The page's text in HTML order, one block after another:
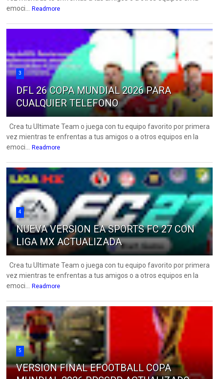
emoci... Readmore
3
DFL 26 COPA MUNDIAL 2026 PARA
CUALQUIER TELEFONO
Crea tu Ultimate Team o juega con tu equipo favorito por primera
vez mientras te enfrentas a tus amigos o a otros equipos en la
emoci... Readmore
4
NUEVA VERSION EA SPORTS FC 27 CON
LIGA MX ACTUALIZADA
Crea tu Ultimate Team o juega con tu equipo favorito por primera
vez mientras te enfrentas a tus amigos o a otros equipos en la
emoci... Readmore
5
VERSION FINAL EFOOTBALL COPA